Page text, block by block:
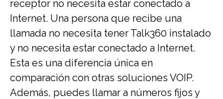
receptor no necesita estar conectado a
Internet. Una persona que recibe una
llamada no necesita tener Talk360 instalado
y no necesita estar conectado a Internet.
Esta es una diferencia única en
comparación con otras soluciones VOIP.
Además, puedes llamar a números fijos y